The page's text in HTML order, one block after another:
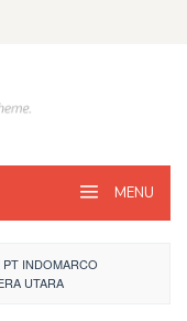
MENU
INDOMARCO
UTARA